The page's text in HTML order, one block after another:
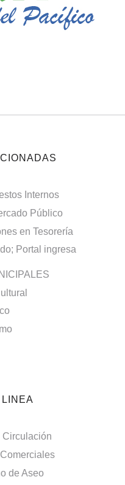
Internos
Público
en Tesorería
Portal ingresa
Circulación
de Aseo